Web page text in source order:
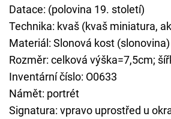
Datace: (polovina 19. století)
Technika: kvaš (kvaš miniatura,
Materiál: Slonová kost (slonovina)
Rozměr: celková výška=7,5cm;
Inventární číslo: O0633
Námět: portrét
Signatura: vpravo uprostřed u